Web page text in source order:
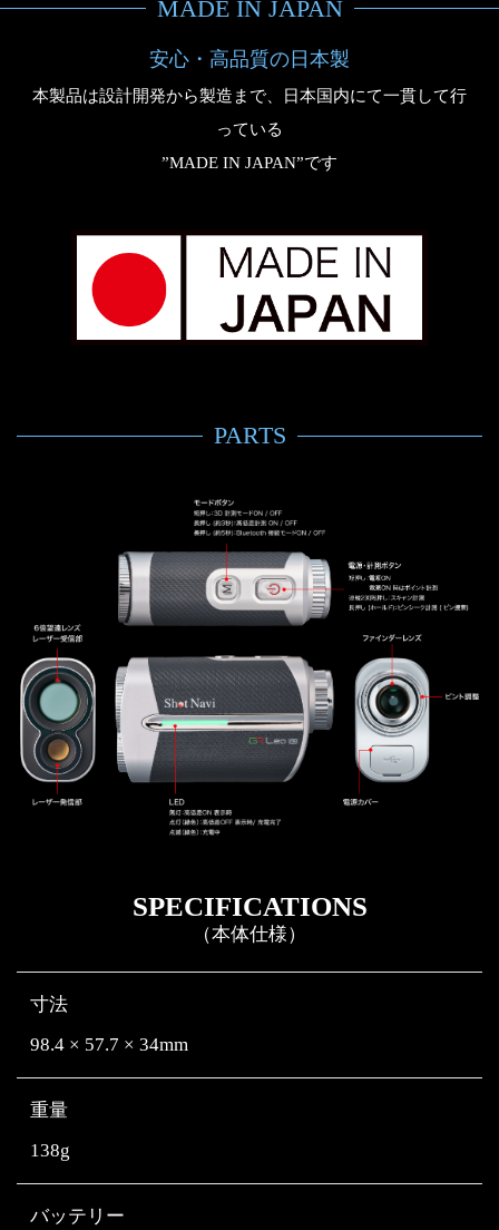
MADE IN JAPAN
安心・高品質の日本製​
本製品は設計開発から製造まで、日本国内にて一貫して行
っている
”MADE IN JAPAN”です
PARTS
SPECIFICATIONS
（本体仕様）
寸法
98.4 × 57.7 × 34mm
重量
138g
バッテリー